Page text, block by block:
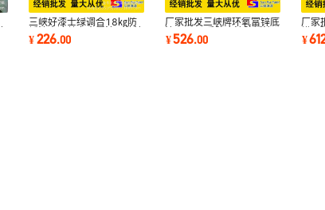
三峡好漆士绿调合18㎏防
锈漆高遮盖力金属漆工业漆
防锈漆汽车漆
¥226.00
厂家批发三峡牌环氧富锌底
漆21.7㎏重防腐漆防锈漆
金属漆工业漆船
¥526.00
厂家
烘
漆金
¥